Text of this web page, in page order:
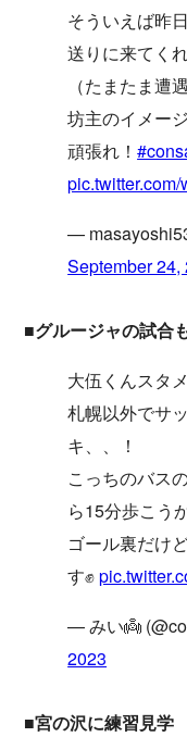
そういえば昨
送りに来てく
（たまたま遭
坊主のイメー
頑張れ！
—
September 24,
■グルージャの試合
大伍くんスタ
札幌以外でサ
キ、、！
こっちのバス
ら15分歩こう
ゴール裏だけ
す✊
— みい👼
2023
■宮の沢に練習見学